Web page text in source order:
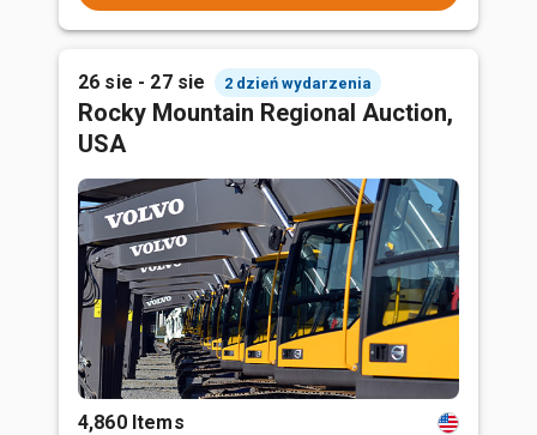
26 sie - 27 sie 2 dzień wydarzenia
Rocky Mountain Regional Auction,
USA
4,860 Items